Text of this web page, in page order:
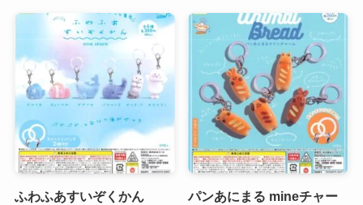
ふわふあすいぞくかん
パンあにまる mineチャー